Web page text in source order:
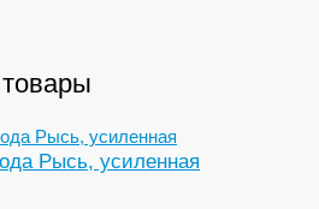
Рысь, усиленная